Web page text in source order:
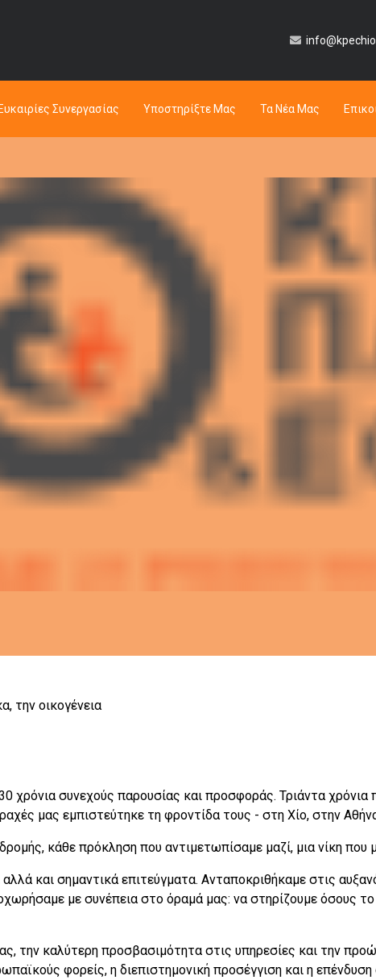
Ευκαιρίες Συνεργασίας Υποστηρίξτε Μας Τα Νέα Μας
την οικογένεια
χρόνια συνεχούς παρουσίας και προσφοράς. Τριάντα χρόνια
μας εμπιστεύτηκε τη φροντίδα τους - στη Χίο, στην
κάθε πρόκληση που αντιμετωπίσαμε μαζί, μια νίκη που
και σημαντικά επιτεύγματα. Ανταποκριθήκαμε στις
με συνέπεια στο όραμά μας: να στηρίζουμε όσους
την καλύτερη προσβασιμότητα στις υπηρεσίες και την
φορείς, η διεπιστημονική προσέγγιση και η